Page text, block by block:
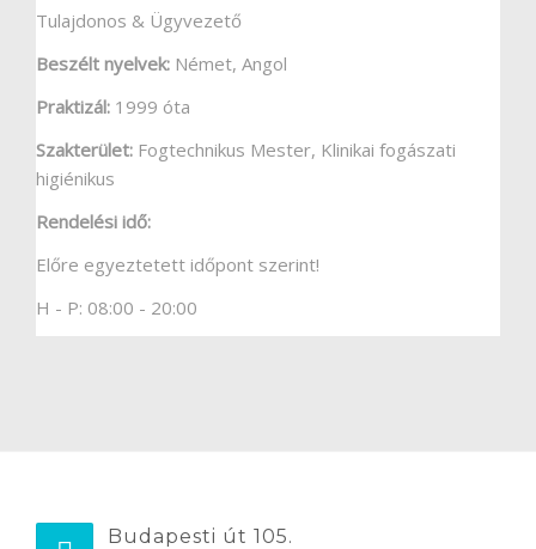
Tulajdonos & Ügyvezető
Beszélt nyelvek: Német, Angol
Praktizál: 1999 óta
Szakterület: Fogtechnikus Mester, Klinikai fogászati
higiénikus
Rendelési idő:
Előre egyeztetett időpont szerint!
H - P: 08:00 - 20:00
Budapesti út 105.